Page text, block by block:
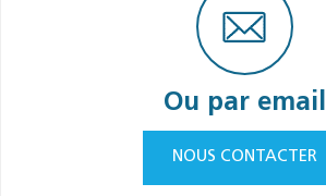
Ou par email
NOUS CONTACTER